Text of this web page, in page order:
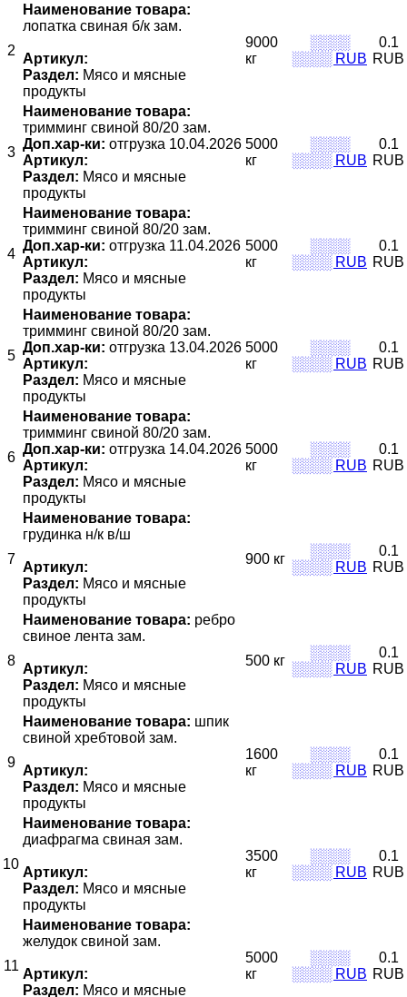
2
Наименование товара:
лопатка свиная б/к зам.
Артикул:
Раздел: Мясо и мясные
продукты
9000
кг
░░░░
░░░░ RUB
0.1
RUB
3
Наименование товара:
тримминг свиной 80/20 зам.
Доп.хар-ки: отгрузка 10.04.2026
Артикул:
Раздел: Мясо и мясные
продукты
5000
кг
░░░░
░░░░ RUB
0.1
RUB
4
Наименование товара:
тримминг свиной 80/20 зам.
Доп.хар-ки: отгрузка 11.04.2026
Артикул:
Раздел: Мясо и мясные
продукты
5000
кг
░░░░
░░░░ RUB
0.1
RUB
5
Наименование товара:
тримминг свиной 80/20 зам.
Доп.хар-ки: отгрузка 13.04.2026
Артикул:
Раздел: Мясо и мясные
продукты
5000
кг
░░░░
░░░░ RUB
0.1
RUB
6
Наименование товара:
тримминг свиной 80/20 зам.
Доп.хар-ки: отгрузка 14.04.2026
Артикул:
Раздел: Мясо и мясные
продукты
5000
кг
░░░░
░░░░ RUB
0.1
RUB
7
Наименование товара:
грудинка н/к в/ш
Артикул:
Раздел: Мясо и мясные
продукты
900 кг
░░░░
░░░░ RUB
0.1
RUB
8
Наименование товара: ребро
свиное лента зам.
Артикул:
Раздел: Мясо и мясные
продукты
500 кг
░░░░
░░░░ RUB
0.1
RUB
9
Наименование товара: шпик
свиной хребтовой зам.
Артикул:
Раздел: Мясо и мясные
продукты
1600
кг
░░░░
░░░░ RUB
0.1
RUB
10
Наименование товара:
диафрагма свиная зам.
Артикул:
Раздел: Мясо и мясные
продукты
3500
кг
░░░░
░░░░ RUB
0.1
RUB
11
Наименование товара:
желудок свиной зам.
Артикул:
Раздел: Мясо и мясные
5000
кг
░░░░
░░░░ RUB
0.1
RUB